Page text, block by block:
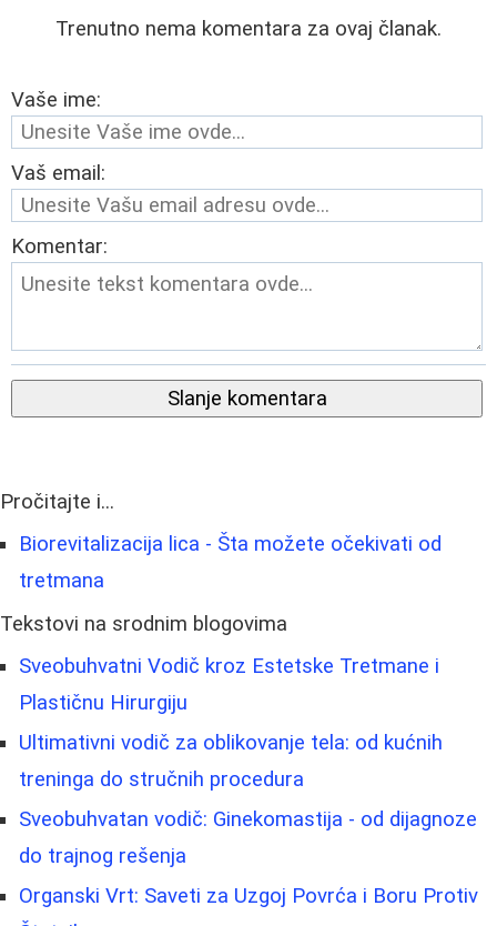
Trenutno nema komentara za ovaj članak.
Vaše ime:
Vaš email:
Komentar:
Slanje komentara
Pročitajte i...
Biorevitalizacija lica - Šta možete očekivati od
tretmana
Tekstovi na srodnim blogovima
Sveobuhvatni Vodič kroz Estetske Tretmane i
Plastičnu Hirurgiju
Ultimativni vodič za oblikovanje tela: od kućnih
treninga do stručnih procedura
Sveobuhvatan vodič: Ginekomastija - od dijagnoze
do trajnog rešenja
Organski Vrt: Saveti za Uzgoj Povrća i Boru Protiv